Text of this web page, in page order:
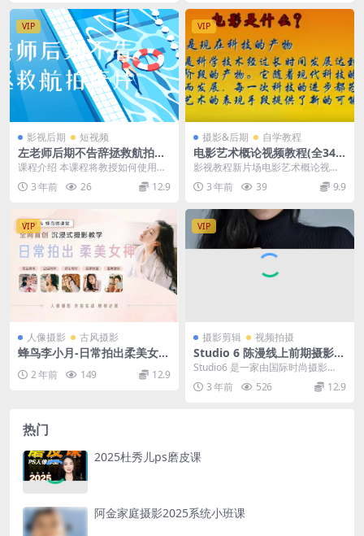
VIP
影视后期 短视频
左老师后期不告辞拯救航拍废
片
课程介绍 本课程将教授如何使用后
期制作技术，拯救那些因光线、
风、摄影师错误等原因...
3 年前 26 12.9
VIP
摄影&后期 自学教程
电影艺术概论视频教程(全34
讲) 周斌主讲 复旦大学
影视教程新片场电影艺术概论视频
教程(全34讲) 周斌主讲 复旦大学
3 年前 39 9.9
VIP
人像摄影 古风摄影
蜂鸟李小月-日常拍出柔美女
2 年前 149 12.9
VIP
摄影剪辑 视频拍摄
Studio 6 陈漫线上前期摄影基
础入门课
Studio6 是一家由国际时尚摄影
师 陈漫 创办的致力于为中国与国际
客户提供全...
3 年前 526 12.9
热门
2025杜秀儿ps磨皮课
阿金家庭摄影2025系统小班课